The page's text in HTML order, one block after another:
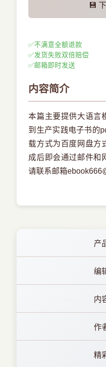
💾
✅不满意全额退款
✅发货失败双倍赔偿
✅邮箱即时发送
内容简介
本篇主要提供大语言
到生产实践电子书的
载方式为百度网盘方
成后即会通过邮件和
请联系邮箱
产
编
内
作
精